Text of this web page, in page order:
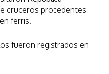
cruceros procedentes
ferris.
fueron registrados en